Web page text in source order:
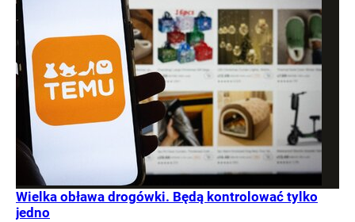
Wielka obława drogówki. Będą kontrolować tylko
jedno